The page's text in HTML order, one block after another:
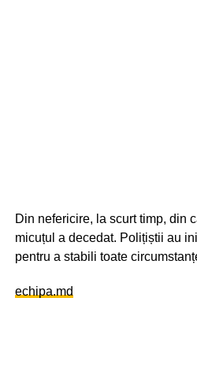
Din nefericire, la scurt timp, din
micuțul a decedat. Polițiștii au
pentru a stabili toate
echipa.md